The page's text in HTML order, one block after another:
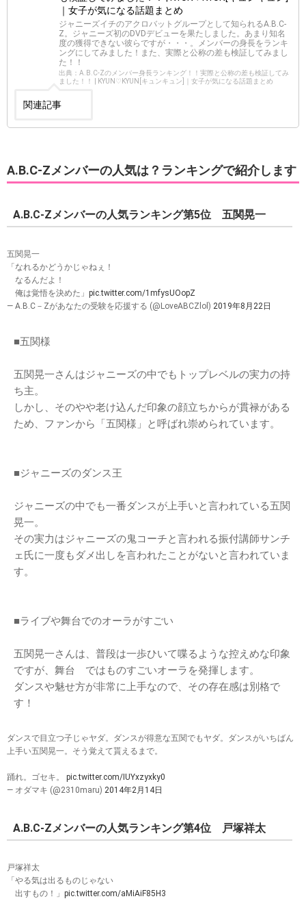
｜女子が気になる話題まとめ
ジャニーズイチのアクロバットグループとして知られるA.B.C-
Z。ジャニーズ初のDVDデビューを果たしました。あまり知名
度の獲得できない彼らですが・・・。メンバーの身長をランキ
ングにしてみました！また、実際と公称の差も検証してみまし
た！！
出典：A.B.C-Zのメンバー身長ランキング！！実際と公称の差も検証してみ
ました！！ | KYUN♡KYUN[キュンキュン]｜女子が気になる話題まとめ
関連記事
A.B.C-Zメンバーの人気は？ランキングで紹介します
A.B.C-Zメンバーの人気ランキング第5位 五関晃一
五関晃一
「なれるかどうかじゃねぇ！
なるんだよ！
俺は覚悟を決めた」 pic.twitter.com/1mfysUOopZ
— A.B.C－Zがあなたの受験を応援する (@LoveABCZlol) 2019年8月22日
■五関様
五関晃一さんはジャニーズの中でもトップレベルの実力の持
ち主。
しかし、そのやや老け込んだ印象の顔立ちからが貫禄がある
ため、ファンから「五関様」と呼ばれ崇められています。
■ジャニーズのダンス王
ジャニーズの中でも一番ダンスが上手いと言われている五関
晃一。
その実力はジャニーズの鬼コーチと言われる振付講師サンチ
ェ氏に一度もダメ出しを言われたことがないと言われていま
す。
■ライブや舞台でのオーラがすごい
五関晃一さんは、普段は一歩ひいて喋るような控えめな印象
ですが、舞台 ではものすごいオーラを発揮します。
ダンスや魅せ方が非常に上手なので、その存在感は別格で
す！
ダンスで目立つ子じゃヤダ。ダンスが得意な五関でもヤダ。ダンスがいちばん
上手い五関晃一。そう覚えて貰えるまで。
踊れ。ゴセキ。 pic.twitter.com/IUYxzyxky0
— オダマキ (@2310maru) 2014年2月14日
A.B.C-Zメンバーの人気ランキング第4位 戸塚祥太
戸塚祥太
「やる気は出るものじゃない
出すもの！」 pic.twitter.com/aMiAiF85H3